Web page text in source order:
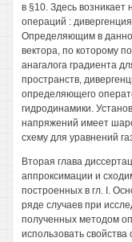
в §10. Здесь
операций :
Определяющим в
вектора, по которому
анагалога градиента
пространств,
определяющего
гидродинамики.
напряжений имеет
схему для уравнений
Вторая глава
аппроксимации и
построенных в гл. I.
ряде случаев при
полученных методом
использовать